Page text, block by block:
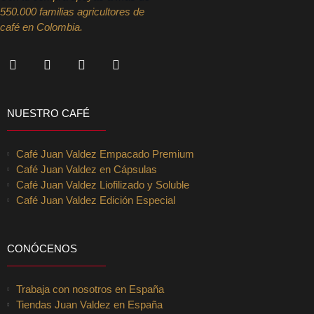
550.000 familias agricultores de
café en Colombia.
NUESTRO CAFÉ
Café Juan Valdez Empacado Premium
Café Juan Valdez en Cápsulas
Café Juan Valdez Liofilizado y Soluble
Café Juan Valdez Edición Especial
CONÓCENOS
Trabaja con nosotros en España
Tiendas Juan Valdez en España